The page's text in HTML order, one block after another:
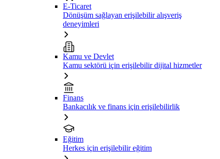
E-Ticaret
Dönüşüm sağlayan erişilebilir alışveriş
deneyimleri
Kamu ve Devlet
Kamu sektörü için erişilebilir dijital hizmetler
Finans
Bankacılık ve finans için erişilebilirlik
Eğitim
Herkes için erişilebilir eğitim